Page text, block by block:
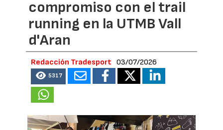
compromiso con el trail
running en la UTMB Vall
d'Aran
Redacción Tradesport 03/07/2026
5317